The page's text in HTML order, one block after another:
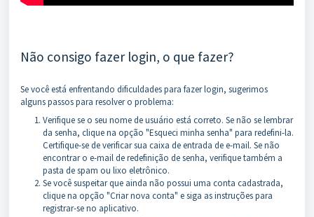
Não consigo fazer login, o que fazer?
Se você está enfrentando dificuldades para fazer login, sugerimos
alguns passos para resolver o problema:
Verifique se o seu nome de usuário está correto. Se não se lembrar
da senha, clique na opção "Esqueci minha senha" para redefini-la.
Certifique-se de verificar sua caixa de entrada de e-mail. Se não
encontrar o e-mail de redefinição de senha, verifique também a
pasta de spam ou lixo eletrônico.
Se você suspeitar que ainda não possui uma conta cadastrada,
clique na opção "Criar nova conta" e siga as instruções para
registrar-se no aplicativo.